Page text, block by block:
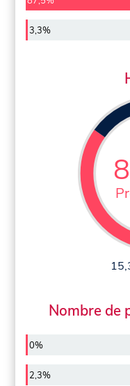
3,3%
Nombre de
0%
2,3%